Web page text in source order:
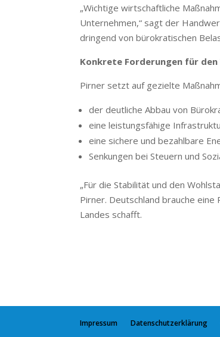
„Wichtige wirtschaftliche
Unternehmen,“ sagt der
dringend von bürokratischen
Konkrete Forderungen für
Pirner setzt auf gezielte
der deutliche Abbau von
eine leistungsfähige
eine sichere und bezahlbare
Senkungen bei Steuern und
„Für die Stabilität und den
Pirner. Deutschland brauche
Landes schafft.
Impressum Datenschutzerklärung